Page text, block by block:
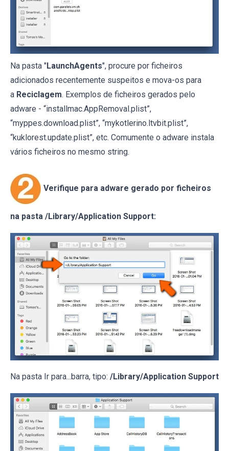
Na pasta "LaunchAgents", procure por ficheiros
adicionados recentemente suspeitos e mova-os para
a Reciclagem. Exemplos de ficheiros gerados pelo
adware - “installmac.AppRemoval.plist”,
“myppes.download.plist”, “mykotlerino.ltvbit.plist”,
“kuklorest.update.plist”, etc. Comumente o adware instala
vários ficheiros no mesmo string.
Verifique para adware gerado por ficheiros
na pasta /Library/Application Support:
Na pasta Ir para...barra, tipo: /Library/Application Support